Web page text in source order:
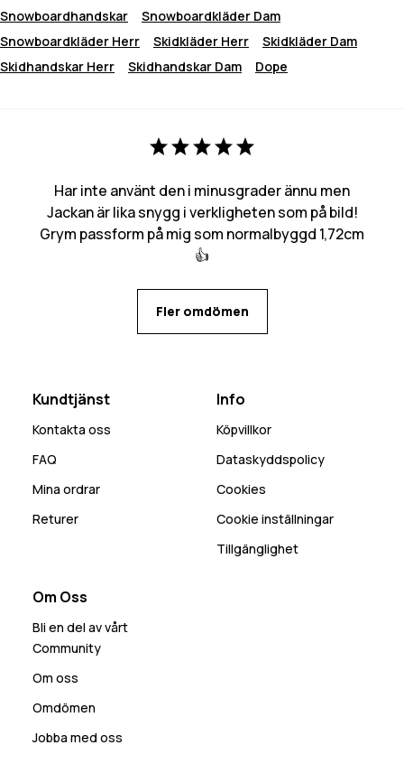
Snowboardhandskar
Snowboardkläder Dam
Snowboardkläder Herr
Skidkläder Herr
Skidkläder Dam
Skidhandskar Herr
Skidhandskar Dam Dope
Har inte använt den i minusgrader ännu men
Jackan är lika snygg i verkligheten som på bild!
Grym passform på mig som normalbyggd 1,72cm
👍
Fler omdömen
Kundtjänst
Kontakta oss
FAQ
Mina ordrar
Returer
Info
Köpvillkor
Dataskyddspolicy
Cookies
Cookie inställningar
Tillgänglighet
Om Oss
Bli en del av vårt
Community
Om oss
Omdömen
Jobba med oss